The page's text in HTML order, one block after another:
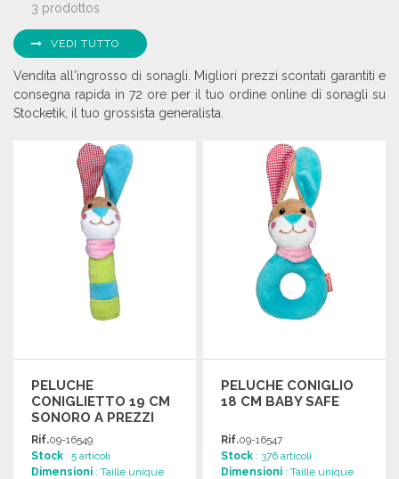
3 prodottos
VEDI TUTTO
Vendita all'ingrosso di sonagli. Migliori prezzi scontati garantiti e
consegna rapida in 72 ore per il tuo ordine online di sonagli su
Stocketik, il tuo grossista generalista.
PELUCHE
CONIGLIETTO 19 CM
SONORO A PREZZI
ALL'INGROSSO
Rif.09-16549
Stock : 5 articoli
Dimensioni : Taille unique
PELUCHE CONIGLIO
18 CM BABY SAFE
Rif.09-16547
Stock : 376 articoli
Dimensioni : Taille unique